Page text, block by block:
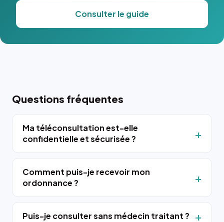
Consulter le guide
Questions fréquentes
Ma téléconsultation est-elle
confidentielle et sécurisée ?
Comment puis-je recevoir mon
ordonnance ?
Puis-je consulter sans médecin traitant ?